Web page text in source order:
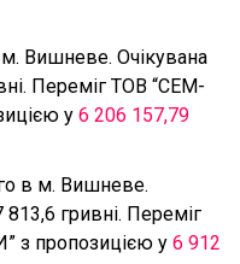
Вишневе. Очікувана
Переміг ТОВ “СЕМ-
у 6 206 157,79
в м. Вишневе.
813,6 гривні. Переміг
пропозицією у 6 912